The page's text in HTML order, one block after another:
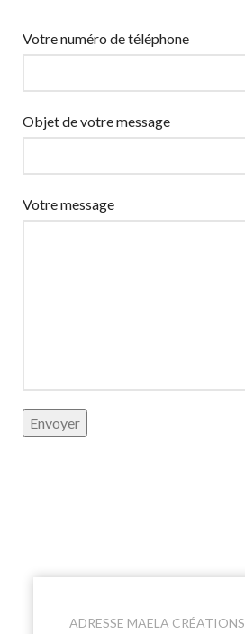
Votre numéro de téléphone
Objet de votre message
Votre message
ADRESSE MAELA CRÉATIONS